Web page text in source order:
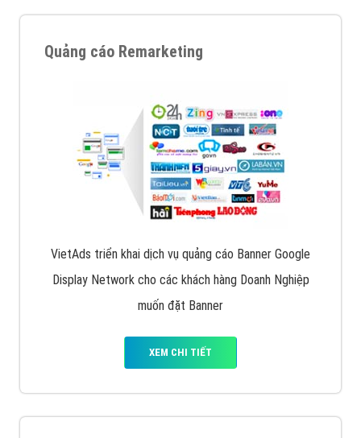
Quảng cáo Remarketing
VietAds triển khai dịch vụ quảng cáo Banner Google
Display Network cho các khách hàng Doanh Nghiệp
muốn đặt Banner
XEM CHI TIẾT